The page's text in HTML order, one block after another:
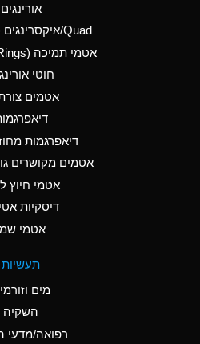
Aluminum Nitrate
(Aqueous)
Aluminum Phosphate
Ammonia Anhydrous
Ammonia Gas (cold)
Ammonia Gas (hot)
אורינגים
Quad/איקסרינגים (X-Rings)
אטמי תמיכה (Back-up Rings)
חוטי
אטמים
דיאפרגמות
אטמים מקושרים
אטמי חיוץ
דיסקיות
אטמי
תעשיות
מים
השקיה
רפואה/מדעי